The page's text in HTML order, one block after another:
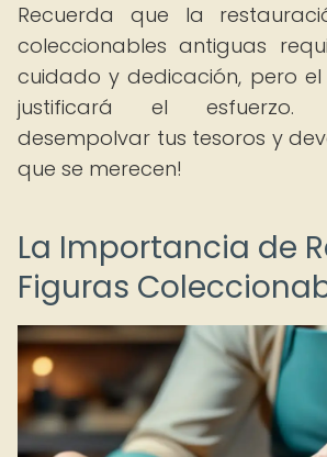
Recuerda que la
coleccionables antiguas
cuidado y dedicación, pero
justificará el esfuerzo.
desempolvar tus tesoros y
que se merecen!
La Importancia de
Figuras